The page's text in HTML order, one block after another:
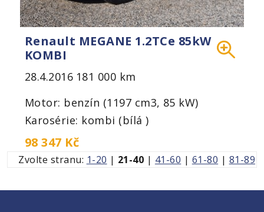
Renault MEGANE 1.2TCe 85kW
KOMBI
28.4.2016 181 000 km
Motor: benzín (1197 cm3, 85 kW)
Karosérie: kombi (bílá )
98 347 Kč
Zvolte stranu: 1-20 | 21-40 | 41-60 | 61-80 | 81-89